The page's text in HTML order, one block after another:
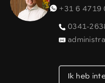
+31 6 4719
0341-
Ik heb